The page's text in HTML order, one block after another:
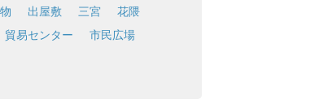
出屋敷 三宮
花隈
貿易センター
市民広場